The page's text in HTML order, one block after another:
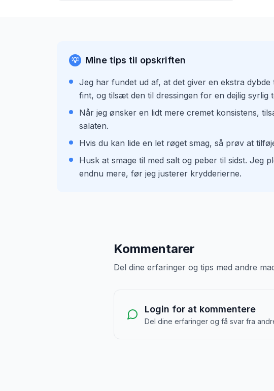
💡 Mine tips til opskriften
Jeg har fundet ud af, at det giver en ekstra
fint, og tilsæt den til dressingen for en dejlig syrlig
Når jeg ønsker en lidt mere cremet konsistens,
salaten.
Hvis du kan lide en let røget smag, så prøv at
Husk at smage til med salt og peber til sidst. Jeg
endnu mere, før jeg justerer krydderierne.
Kommentarer
Del dine erfaringer og tips med andre
Login for at kommentere
Del dine erfaringer og få svar fra